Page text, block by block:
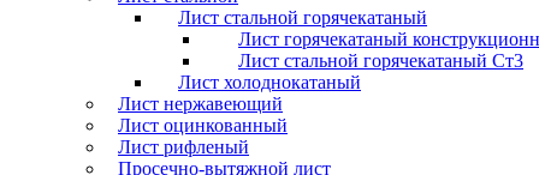
Лист стальной горячекатаный
Лист горячекатаный
Лист стальной горячекатаный Ст3
Лист холоднокатаный
Лист нержавеющий
Лист оцинкованный
Лист рифленый
Просечно-вытяжной лист